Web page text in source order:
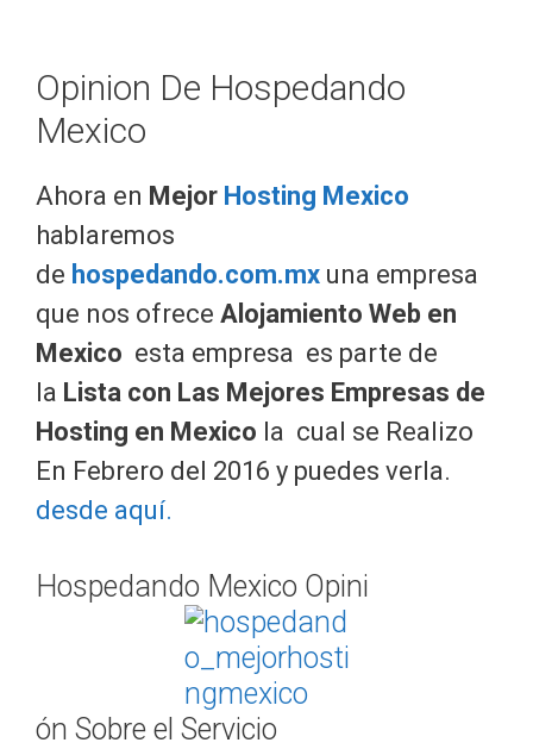
Opinion De Hospedando
Mexico
Ahora en Mejor Hosting Mexico
hablaremos
de hospedando.com.mx una empresa
que nos ofrece Alojamiento Web en
Mexico esta empresa es parte de
la Lista con Las Mejores Empresas de
Hosting en Mexico la cual se Realizo
En Febrero del 2016 y puedes verla.
desde aquí.
Hospedando Mexico Opini
ón Sobre el Servicio